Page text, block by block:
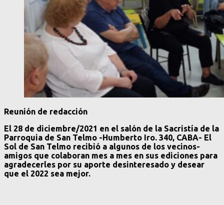
Reunión de redacción
El 28 de diciembre/2021 en el salón de la Sacristía de la
Parroquia de San Telmo -Humberto Iro. 340, CABA- El
Sol de San Telmo recibió a algunos de los vecinos-
amigos que colaboran mes a mes en sus ediciones para
agradecerles por su aporte desinteresado y desear
que el 2022 sea mejor.